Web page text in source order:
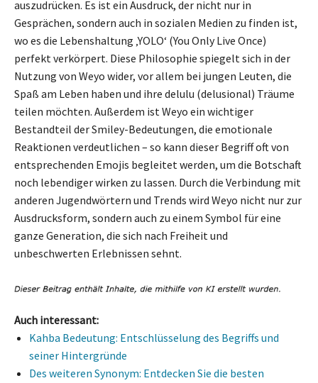
auszudrücken. Es ist ein Ausdruck, der nicht nur in
Gesprächen, sondern auch in sozialen Medien zu finden ist,
wo es die Lebenshaltung ‚YOLO‘ (You Only Live Once)
perfekt verkörpert. Diese Philosophie spiegelt sich in der
Nutzung von Weyo wider, vor allem bei jungen Leuten, die
Spaß am Leben haben und ihre delulu (delusional) Träume
teilen möchten. Außerdem ist Weyo ein wichtiger
Bestandteil der Smiley-Bedeutungen, die emotionale
Reaktionen verdeutlichen – so kann dieser Begriff oft von
entsprechenden Emojis begleitet werden, um die Botschaft
noch lebendiger wirken zu lassen. Durch die Verbindung mit
anderen Jugendwörtern und Trends wird Weyo nicht nur zur
Ausdrucksform, sondern auch zu einem Symbol für eine
ganze Generation, die sich nach Freiheit und
unbeschwerten Erlebnissen sehnt.
Auch interessant:
Kahba Bedeutung: Entschlüsselung des Begriffs und
seiner Hintergründe
Des weiteren Synonym: Entdecken Sie die besten